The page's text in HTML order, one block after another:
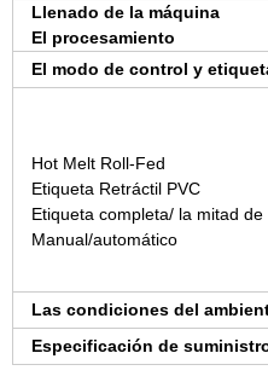
Llenado de la máquina
El procesamiento
El modo de control y
Hot Melt Roll-Fed
Etiqueta Retráctil PVC
Etiqueta completa/ la mitad
Manual/automático
Las condiciones del
Especificación de